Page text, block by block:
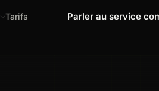
Tarifs Parler au service